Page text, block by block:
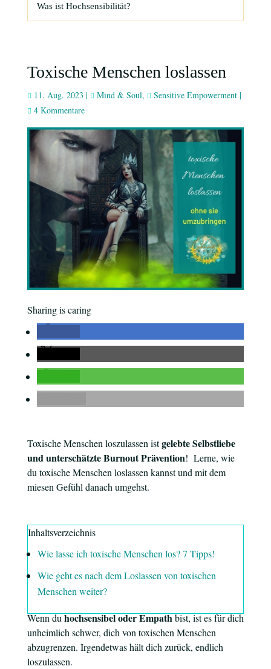
Was ist Hochsensibilität?
Toxische Menschen loslassen
11. Aug. 2023 | Mind & Soul, Sensitive Empowerment|
4 Kommentare
Sharing is caring
Toxische Menschen loszulassen istgelebte Selbstliebe
und unterschätzte Burnout Prävention! Lerne, wie
du toxische Menschen loslassen kannst und mit dem
miesen Gefühl danach umgehst.
Inhaltsverzeichnis
Wie lasse ich toxische Menschen los? 7 Tipps!
Wie geht es nach dem Loslassen von toxischen
Menschen weiter?
Wenn duhochsensibel oder Empathbist, ist es für dich
unheimlich schwer, dich von toxischen Menschen
abzugrenzen. Irgendetwas hält dich zurück, endlich
loszulassen.